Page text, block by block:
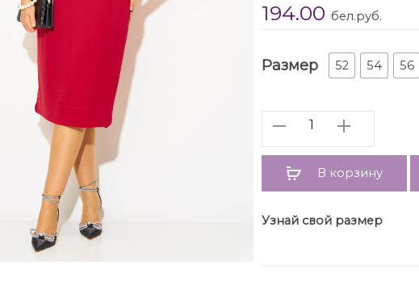
украшает изысканная
Платье с мягко
обтачкой. В платье
Ууниверсальность и
множество образов,
себе комфорт,
194.00 бел.руб.
Размер 52 54 56
Количество
В корзину
Узнай свой размер